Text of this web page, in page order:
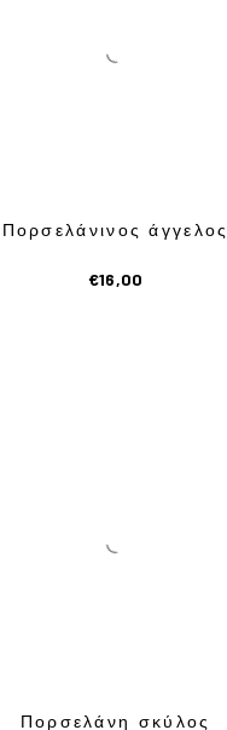
Πορσελάνινος άγγελος
€16,00
Πορσελάνη σκύλος